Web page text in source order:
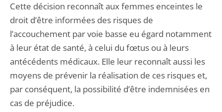
Cette décision reconnaît aux femmes enceintes le
droit d’être informées des risques de
l’accouchement par voie basse eu égard notamment
à leur état de santé, à celui du fœtus ou à leurs
antécédents médicaux. Elle leur reconnaît aussi les
moyens de prévenir la réalisation de ces risques et,
par conséquent, la possibilité d’être indemnisées en
cas de préjudice.